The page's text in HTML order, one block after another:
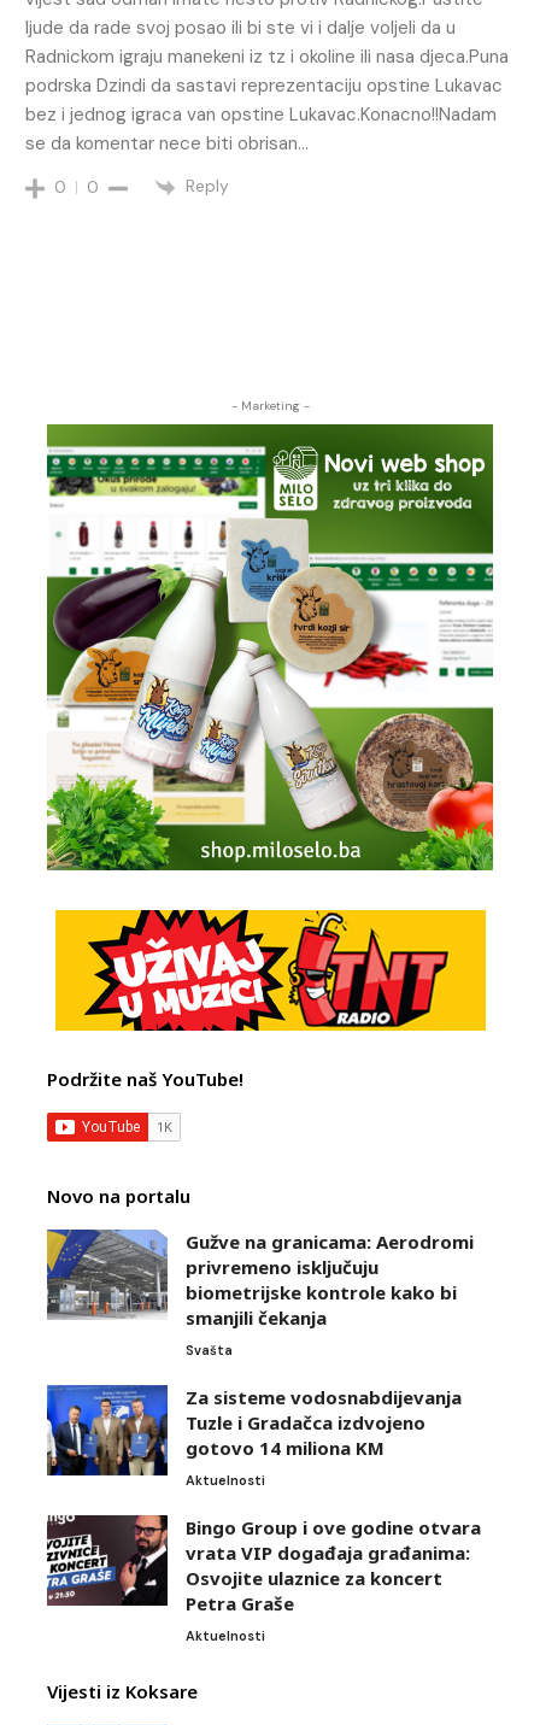
ljude da rade svoj posao ili bi ste vi i dalje voljeli da u
Radnickom igraju manekeni iz tz i okoline ili nasa djeca.Puna
podrska Dzindi da sastavi reprezentaciju opstine Lukavac
bez i jednog igraca van opstine Lukavac.Konacno!!Nadam
se da komentar nece biti obrisan…
0 0 Reply
- Marketing -
Podržite naš YouTube!
Novo na portalu
Gužve na granicama: Aerodromi
privremeno isključuju
biometrijske kontrole kako bi
smanjili čekanja
Svašta
Za sisteme vodosnabdijevanja
Tuzle i Gradačca izdvojeno
gotovo 14 miliona KM
Aktuelnosti
Bingo Group i ove godine otvara
vrata VIP događaja građanima:
Osvojite ulaznice za koncert
Petra Graše
Aktuelnosti
Vijesti iz Koksare